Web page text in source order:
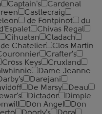
Captain's
Cardenal
Castlecraig
de Fontpinot
du
Chivas Regal
Cihuatan
Cladach
Chatelier
Clos Martin
Crafter's
Cross Keys
Cruxland
Dame Jeanne
Darejani
De Marsy
Deau
Dictador
Dimple
Don Angel
Don